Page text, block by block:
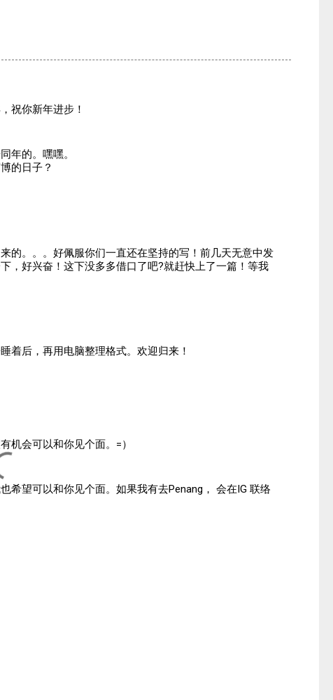
祝你新年进步！
年的。嘿嘿。
的日子？
的。。。好佩服你们一直还在坚持的写！前几天无意中发
，好兴奋！这下没多多借口了吧?就赶快上了一篇！等我
着后，再用电脑整理格式。欢迎归来！
机会可以和你见个面。=）
希望可以和你见个面。如果我有去Penang， 会在IG 联络